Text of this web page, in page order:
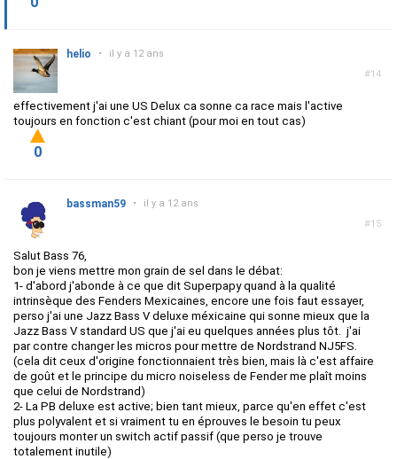
#14
helio • il y a 12 ans
effectivement j'ai une US Delux ca sonne ca race mais l'active
toujours en fonction c'est chiant (pour moi en tout cas)
0
#15
bassman59 • il y a 12 ans
Salut Bass 76,
bon je viens mettre mon grain de sel dans le débat:
1- d'abord j'abonde à ce que dit Superpapy quand à la qualité
intrinsèque des Fenders Mexicaines, encore une fois faut essayer,
perso j'ai une Jazz Bass V deluxe méxicaine qui sonne mieux que la
Jazz Bass V standard US que j'ai eu quelques années plus tôt. j'ai
par contre changer les micros pour mettre de Nordstrand NJ5FS.
(cela dit ceux d'origine fonctionnaient très bien, mais là c'est affaire
de goût et le principe du micro noiseless de Fender me plaît moins
que celui de Nordstrand)
2- La PB deluxe est active; bien tant mieux, parce qu'en effet c'est
plus polyvalent et si vraiment tu en éprouves le besoin tu peux
toujours monter un switch actif passif (que perso je trouve
totalement inutile)